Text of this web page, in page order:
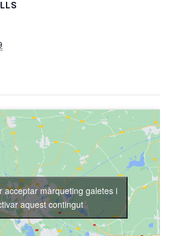
acceptar màrqueting galetes i
aquest contingut